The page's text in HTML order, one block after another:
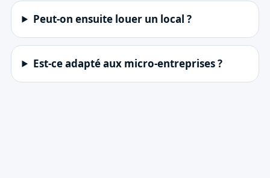
Peut-on ensuite louer un local ?
Est-ce adapté aux micro-entreprises ?